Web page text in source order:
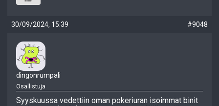
30/09/2024, 15:39 #9048
dingonrumpali
Osallistuja
Syyskuussa vedettiin oman pokeriuran isoimmat binit